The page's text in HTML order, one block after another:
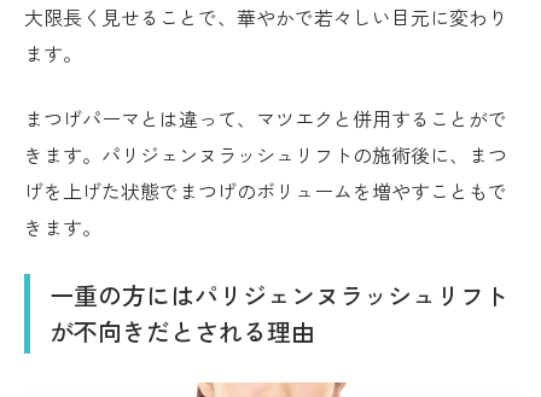
大限長く見せることで、華やかで若々しい目元に変わり
ます。
まつげパーマとは違って、マツエクと併用することがで
きます。パリジェンヌラッシュリフトの施術後に、まつ
げを上げた状態でまつげのボリュームを増やすこともで
きます。
一重の方にはパリジェンヌラッシュリフト
が不向きだとされる理由